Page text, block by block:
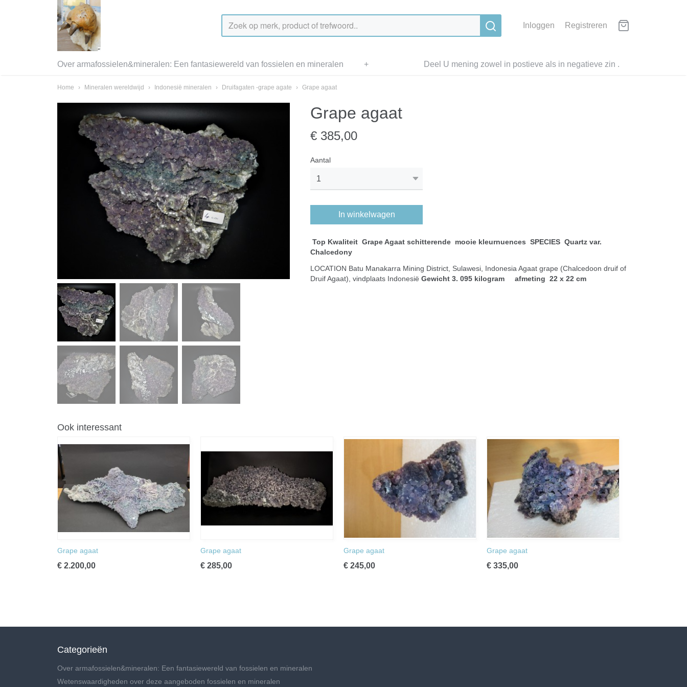
Inloggen Registreren
Deel U mening zowel in postieve als in negatieve zin .
Over armafossielen&mineralen: Een fantasiewereld van fossielen en mineralen +
Home › Mineralen wereldwijd › Indonesië mineralen › Druifagaten -grape agate › Grape agaat
Grape agaat
€ 385,00
Aantal
In winkelwagen
Top Kwaliteit Grape Agaat schitterende mooie kleurnuences SPECIES Quartz var.
Chalcedony
LOCATION Batu Manakarra Mining District, Sulawesi, Indonesia Agaat grape (Chalcedoon druif of
Druif Agaat), vindplaats Indonesië Gewicht 3. 095 kilogram afmeting 22 x 22 cm
Ook interessant
Grape agaat
€ 2.200,00
Grape agaat
€ 285,00
Grape agaat
€ 245,00
Grape agaat
€ 335,00
Categorieën
Over armafossielen&mineralen: Een fantasiewereld van fossielen en mineralen
Wetenswaardigheden over deze aangeboden fossielen en mineralen